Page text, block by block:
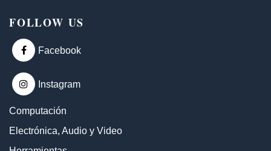
FOLLOW US
Facebook
Instagram
Computación
Electrónica, Audio y Video